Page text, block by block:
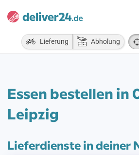
Lieferung Abholung
Essen bestellen in
Leipzig
Lieferdienste in deiner